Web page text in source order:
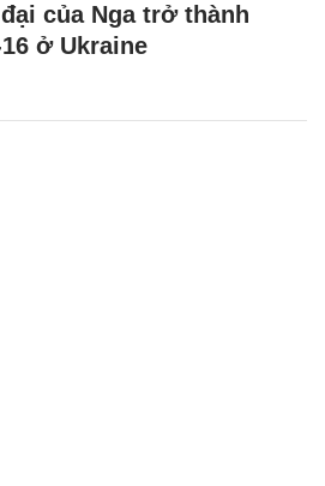
của Nga trở thành
16 ở Ukraine